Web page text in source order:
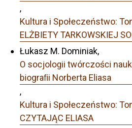
,
Kultura i Społeczeństwo:
ELŻBIETY TARKOWSKIEJ
Łukasz M. Dominiak,
O socjologii twórczości
biograﬁi Norberta Eliasa
,
Kultura i Społeczeństwo:
CZYTAJĄC ELIASA